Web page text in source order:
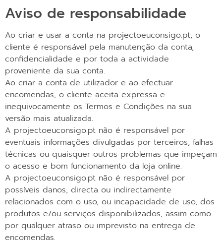
Aviso de responsabilidade
Ao criar e usar a conta na projectoeuconsigo.pt, o
cliente é responsável pela manutenção da conta,
confidencialidade e por toda a actividade
proveniente da sua conta.
Ao criar a conta de utilizador e ao efectuar
encomendas, o cliente aceita expressa e
inequivocamente os Termos e Condições na sua
versão mais atualizada.
A projectoeuconsigo.pt não é responsável por
eventuais informações divulgadas por terceiros, falhas
técnicas ou quaisquer outros problemas que impeçam
o acesso e bom funcionamento da loja online.
A projectoeuconsigo.pt não é responsável por
possíveis danos, directa ou indirectamente
relacionados com o uso, ou incapacidade de uso, dos
produtos e/ou serviços disponibilizados, assim como
por qualquer atraso ou imprevisto na entrega de
encomendas.